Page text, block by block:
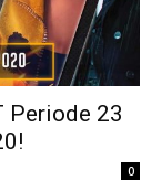
Periode 23
0